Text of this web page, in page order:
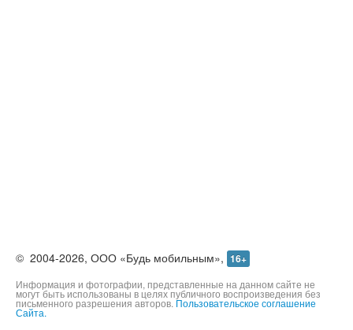
©2004-2026,ООО «Будь мобильным», 16+
Информация и фотографии, представленные на данном сайте не
могут быть использованы в целях публичного воспроизведения без